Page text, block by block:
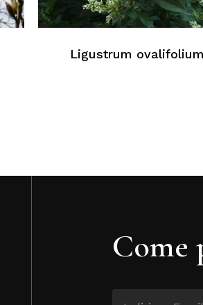
Ligustrum ovalifolium
Come